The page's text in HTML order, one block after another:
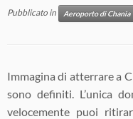
Pubblicato in Aeroporto di Chania
Immagina di atterrare a
sono definiti. L’unica
velocemente puoi